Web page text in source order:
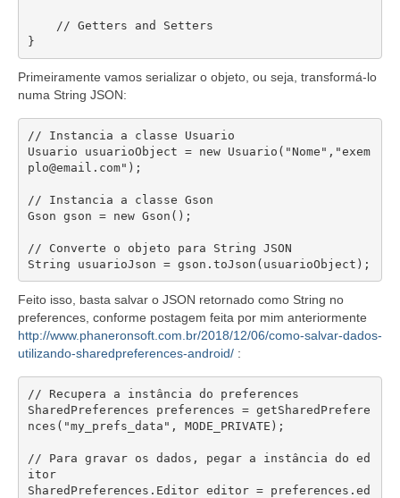
}
Primeiramente vamos serializar o objeto, ou seja, transformá-lo
numa String JSON:
// Instancia a classe Usuario
Usuario usuarioObject = new Usuario("Nome","exem
plo@email.com");
// Instancia a classe Gson
Gson gson = new Gson();
// Converte o objeto para String JSON
String usuarioJson = gson.toJson(usuarioObject);
Feito isso, basta salvar o JSON retornado como String no
preferences, conforme postagem feita por mim anteriormente
http://www.phaneronsoft.com.br/2018/12/06/como-salvar-dados-
utilizando-sharedpreferences-android/ :
// Recupera a instância do preferences
SharedPreferences preferences = getSharedPrefere
nces("my_prefs_data", MODE_PRIVATE);
// Para gravar os dados, pegar a instância do ed
itor
SharedPreferences.Editor editor = preferences.ed